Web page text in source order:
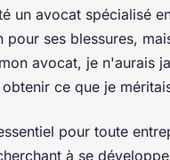
un avocat spécialisé
ses blessures,
avocat, je n'aurais
ce que je
pour toute
à se